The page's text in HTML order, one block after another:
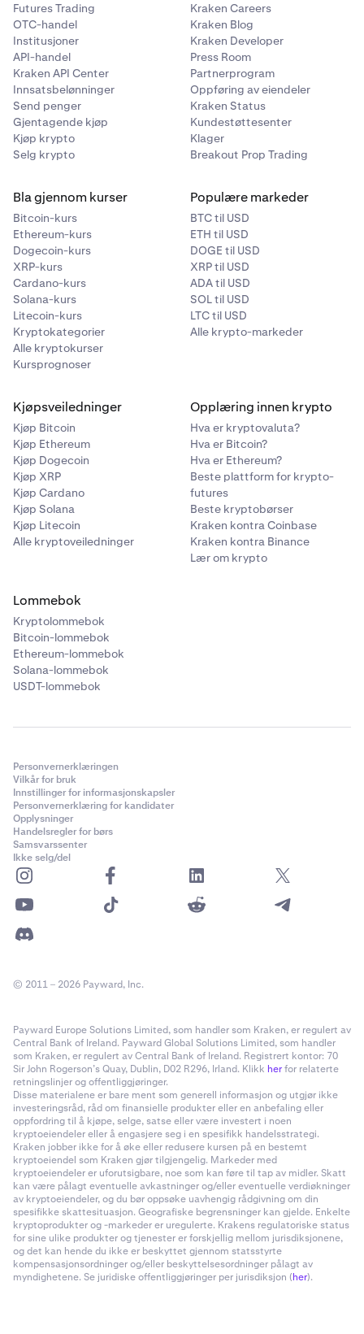
Futures Trading
OTC-handel
Institusjoner
API-handel
Kraken API Center
Innsatsbelønninger
Send penger
Gjentagende kjøp
Kjøp krypto
Selg krypto
Kraken Careers
Kraken Blog
Kraken Developer
Press Room
Partnerprogram
Oppføring av eiendeler
Kraken Status
Kundestøttesenter
Klager
Breakout Prop Trading
Bla gjennom kurser
Bitcoin-kurs
Ethereum-kurs
Dogecoin-kurs
XRP-kurs
Cardano-kurs
Solana-kurs
Litecoin-kurs
Kryptokategorier
Alle kryptokurser
Kursprognoser
Populære markeder
BTC til USD
ETH til USD
DOGE til USD
XRP til USD
ADA til USD
SOL til USD
LTC til USD
Alle krypto-markeder
Kjøpsveiledninger
Kjøp Bitcoin
Kjøp Ethereum
Kjøp Dogecoin
Kjøp XRP
Kjøp Cardano
Kjøp Solana
Kjøp Litecoin
Alle kryptoveiledninger
Opplæring innen krypto
Hva er kryptovaluta?
Hva er Bitcoin?
Hva er Ethereum?
Beste plattform for krypto-
futures
Beste kryptobørser
Kraken kontra Coinbase
Kraken kontra Binance
Lær om krypto
Lommebok
Kryptolommebok
Bitcoin-lommebok
Ethereum-lommebok
Solana-lommebok
USDT-lommebok
Personvernerklæringen
Vilkår for bruk
Innstillinger for informasjonskapsler
Personvernerklæring for kandidater
Opplysninger
Handelsregler for børs
Samsvarssenter
Ikke selg/del
© 2011 – 2026 Payward, Inc.
Payward Europe Solutions Limited, som handler som Kraken, er regulert av
Central Bank of Ireland. Payward Global Solutions Limited, som handler
som Kraken, er regulert av Central Bank of Ireland. Registrert kontor: 70
Sir John Rogerson’s Quay, Dublin, D02 R296, Irland. Klikk herfor relaterte
retningslinjer og offentliggjøringer.
Disse materialene er bare ment som generell informasjon og utgjør ikke
investeringsråd, råd om finansielle produkter eller en anbefaling eller
oppfordring til å kjøpe, selge, satse eller være investert i noen
kryptoeiendeler eller å engasjere seg i en spesifikk handelsstrategi.
Kraken jobber ikke for å øke eller redusere kursen på en bestemt
kryptoeiendel som Kraken gjør tilgjengelig. Markeder med
kryptoeiendeler er uforutsigbare, noe som kan føre til tap av midler. Skatt
kan være pålagt eventuelle avkastninger og/eller eventuelle verdiøkninger
av kryptoeiendeler, og du bør oppsøke uavhengig rådgivning om din
spesifikke skattesituasjon. Geografiske begrensninger kan gjelde. Enkelte
kryptoprodukter og -markeder er uregulerte. Krakens regulatoriske status
for sine ulike produkter og tjenester er forskjellig mellom jurisdiksjonene,
og det kan hende du ikke er beskyttet gjennom statsstyrte
kompensasjonsordninger og/eller beskyttelsesordninger pålagt av
myndighetene. Se juridiske offentliggjøringer per jurisdiksjon (her).